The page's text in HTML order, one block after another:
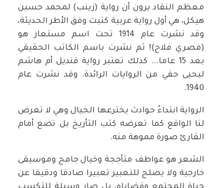
معظم النقاد يرون أن رواية (زينب) لمحمد حسين
هيكل، هي أول رواية عربية كتبت وفق الأطر الحديثة،
وقد نشرت عام 1914 تحت اسم مستعار هو
(مصري فلاح)! ثم نشرت باسم الكاتب الحقيقي
بعد 15 عاما... كذلك تعتبر رواية قنديل أم هاشم
ليحيى حقي من الروايات الرائدة. وقد نشرت عام
1940.
الرواية ابتداءً حوادث يخترعها الخيال وهي لا تعرض
لنا الواقع كما تعرضه كتب التأريخ بل تضع أمام
القارئ صورة مموهة منه.
الشعر هو عواطف متأججة وخيال جامح وموسيقى
خارجية ولا يصلح للتعبير تعبيرا صادقا ودقيقا عن